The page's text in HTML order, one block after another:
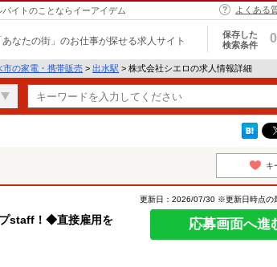
イトのことならイーアイデム よくある
あなたの街」のお仕事が探せる求人サイト
保存した
検索条件
0
市の家電・携帯販売 > 出水駅 > 株式会社シエロの求人情報詳細
キ
staff！◆直接雇用を
更新日：2026/07/30 ※更新日時点の
応募画面へ進